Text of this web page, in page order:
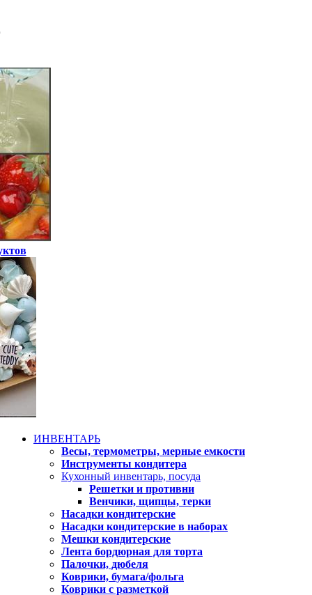
ИНВЕНТАРЬ
Весы, термометры, мерные емкости
Инструменты кондитера
Кухонный инвентарь, посуда
Решетки и противни
Венчики, щипцы, терки
Насадки кондитерские
Насадки кондитерские в наборах
Мешки кондитерские
Лента бордюрная для торта
Палочки, дюбеля
Коврики, бумага/фольга
Коврики с разметкой